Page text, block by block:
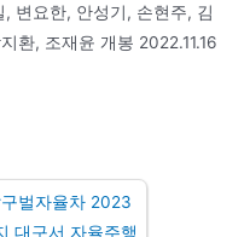
변요한, 안성기, 손현주, 김
환, 조재윤 개봉 2022.11.16